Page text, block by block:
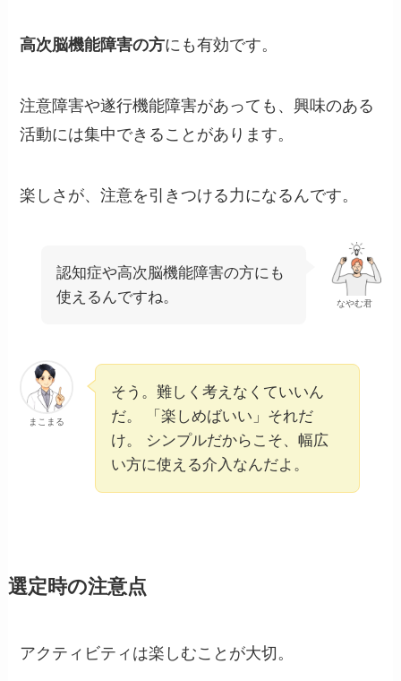
高次脳機能障害の方にも有効です。
注意障害や遂行機能障害があっても、興味のある
活動には集中できることがあります。
楽しさが、注意を引きつける力になるんです。
なやむ君
認知症や高次脳機能障害の方にも
使えるんですね。
まこまる
そう。難しく考えなくていいん
だ。 「楽しめばいい」それだ
け。 シンプルだからこそ、幅広
い方に使える介入なんだよ。
選定時の注意点
アクティビティは楽しむことが大切。